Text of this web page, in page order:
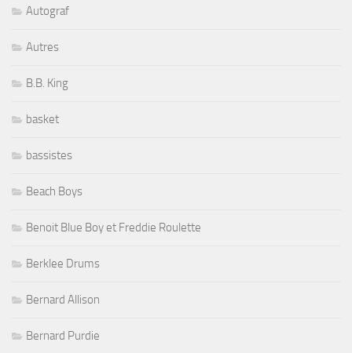
Autograf
Autres
B.B. King
basket
bassistes
Beach Boys
Benoit Blue Boy et Freddie Roulette
Berklee Drums
Bernard Allison
Bernard Purdie